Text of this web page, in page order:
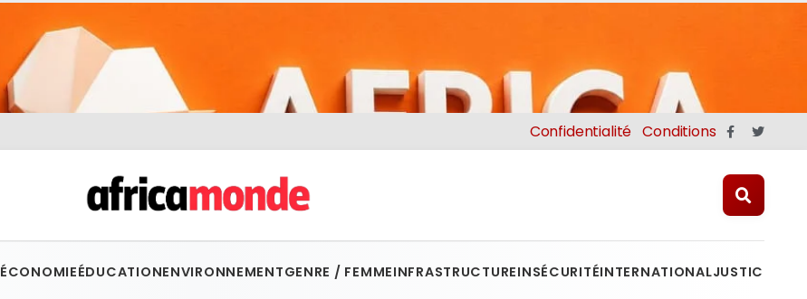
Confidentialité Conditions
ÉCONOMIEÉDUCATIONENVIRONNEMENTGENRE / FEMMEINFRASTRUCTUREINSÉCURITÉINTERNATIONALJUSTICE